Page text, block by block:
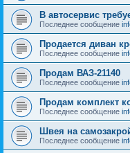
В автосервис
Последнее сообщение
Продается диван
Последнее сообщение
Продам ВАЗ-21140
Последнее сообщение
Продам комплект
Последнее сообщение
Швея на
Последнее сообщение